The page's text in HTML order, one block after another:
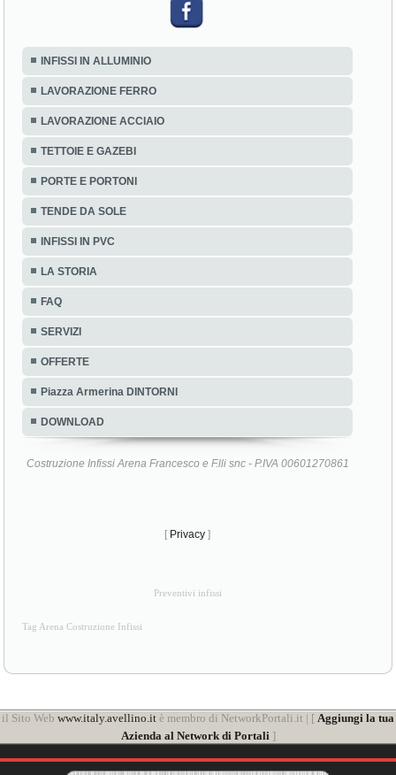
INFISSI IN ALLUMINIO
LAVORAZIONE FERRO
LAVORAZIONE ACCIAIO
TETTOIE E GAZEBI
PORTE E PORTONI
TENDE DA SOLE
INFISSI IN PVC
LA STORIA
FAQ
SERVIZI
OFFERTE
Piazza Armerina DINTORNI
DOWNLOAD
Costruzione Infissi Arena Francesco e F.lli snc - P.IVA 00601270861
[ Privacy ]
Preventivi infissi
Tag Arena Costruzione Infissi
il Sito Web www.italy.avellino.it è membro di NetworkPortali.it | [ Aggiungi la tua
Azienda al Network di Portali]